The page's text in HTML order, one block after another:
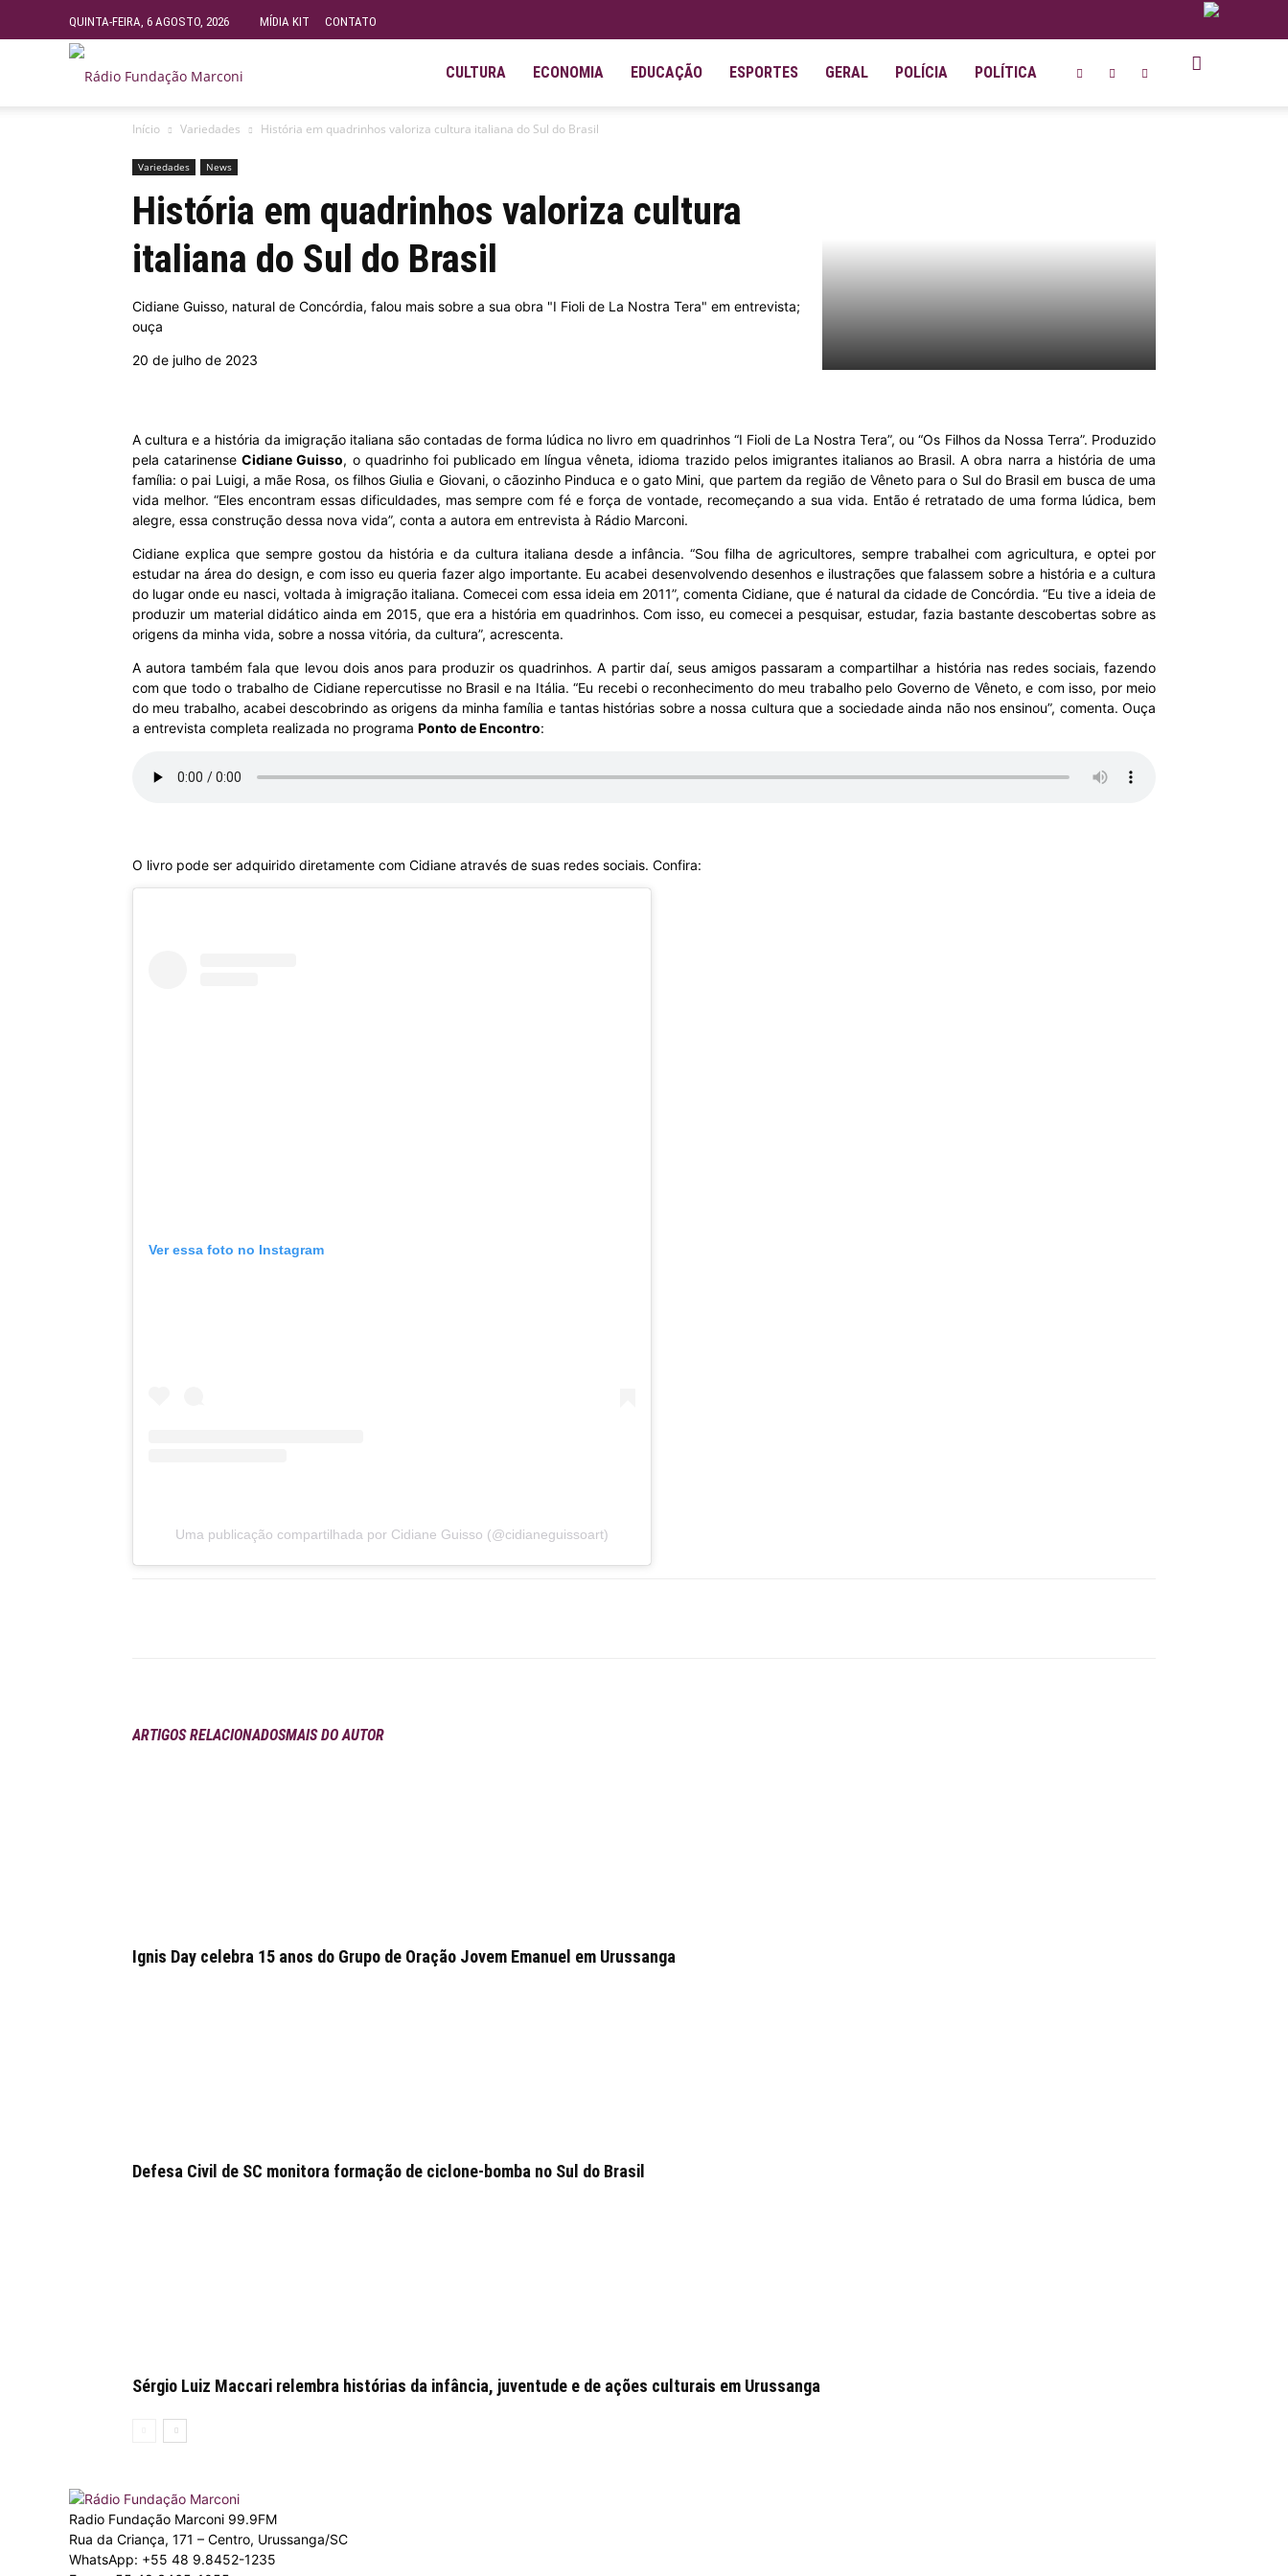
QUINTA-FEIRA, 6 AGOSTO, 2026 MÍDIA KIT CONTATO
Fundação
Marconi
–
MHZ
CULTURA ECONOMIA EDUCAÇÃO ESPORTES GERAL POLÍCIA POLÍTICA
Início Variedades História em quadrinhos valoriza cultura italiana do Sul do Brasil
Variedades News
História em quadrinhos valoriza cultura
italiana do Sul do Brasil
Cidiane Guisso, natural de Concórdia, falou mais sobre a sua obra "I Fioli de La Nostra Tera" em entrevista;
ouça
20 de julho de 2023
A cultura e a história da imigração italiana são contadas de forma lúdica no livro em quadrinhos “I Fioli de La Nostra Tera”, ou “Os Filhos da Nossa Terra”. Produzido
pela catarinenseCidiane Guisso, o quadrinho foi publicado em língua vêneta, idioma trazido pelos imigrantes italianos ao Brasil. A obra narra a história de uma
família: o pai Luigi, a mãe Rosa, os filhos Giulia e Giovani, o cãozinho Pinduca e o gato Mini, que partem da região de Vêneto para o Sul do Brasil em busca de uma
vida melhor. “Eles encontram essas dificuldades, mas sempre com fé e força de vontade, recomeçando a sua vida. Então é retratado de uma forma lúdica, bem
alegre, essa construção dessa nova vida”, conta a autora em entrevista à Rádio Marconi.
Cidiane explica que sempre gostou da história e da cultura italiana desde a infância. “Sou filha de agricultores, sempre trabalhei com agricultura, e optei por
estudar na área do design, e com isso eu queria fazer algo importante. Eu acabei desenvolvendo desenhos e ilustrações que falassem sobre a história e a cultura
do lugar onde eu nasci, voltada à imigração italiana. Comecei com essa ideia em 2011”, comenta Cidiane, que é natural da cidade de Concórdia. “Eu tive a ideia de
produzir um material didático ainda em 2015, que era a história em quadrinhos. Com isso, eu comecei a pesquisar, estudar, fazia bastante descobertas sobre as
origens da minha vida, sobre a nossa vitória, da cultura”, acrescenta.
A autora também fala que levou dois anos para produzir os quadrinhos. A partir daí, seus amigos passaram a compartilhar a história nas redes sociais, fazendo
com que todo o trabalho de Cidiane repercutisse no Brasil e na Itália. “Eu recebi o reconhecimento do meu trabalho pelo Governo de Vêneto, e com isso, por meio
do meu trabalho, acabei descobrindo as origens da minha família e tantas histórias sobre a nossa cultura que a sociedade ainda não nos ensinou”, comenta. Ouça
a entrevista completa realizada no programa Ponto de Encontro:
O livro pode ser adquirido diretamente com Cidiane através de suas redes sociais. Confira:
Ver essa foto no Instagram
Uma publicação compartilhada por Cidiane Guisso (@cidianeguissoart)
ARTIGOS RELACIONADOSMAIS DO AUTOR
Ignis Day celebra 15 anos do Grupo de Oração Jovem Emanuel em Urussanga
Defesa Civil de SC monitora formação de ciclone-bomba no Sul do Brasil
Sérgio Luiz Maccari relembra histórias da infância, juventude e de ações culturais em Urussanga
Radio Fundação Marconi 99.9FM
Rua da Criança, 171 – Centro, Urussanga/SC
WhatsApp: +55 48 9.8452-1235